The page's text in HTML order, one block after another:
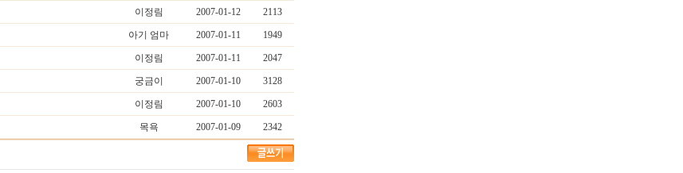
이정림 2007-01-12 2113
아기 엄마 2007-01-11 1949
이정림 2007-01-11 2047
궁금이 2007-01-10 3128
이정림 2007-01-10 2603
목욕 2007-01-09 2342